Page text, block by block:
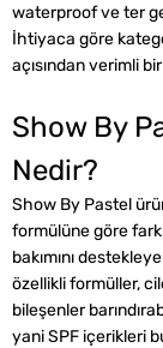
waterproof ve ter
İhtiyaca göre
açısından verimli
Show By
Nedir?
Show By Pastel
formülüne göre
bakımını
özellikli formüller,
bileşenler
yani SPF içerikleri